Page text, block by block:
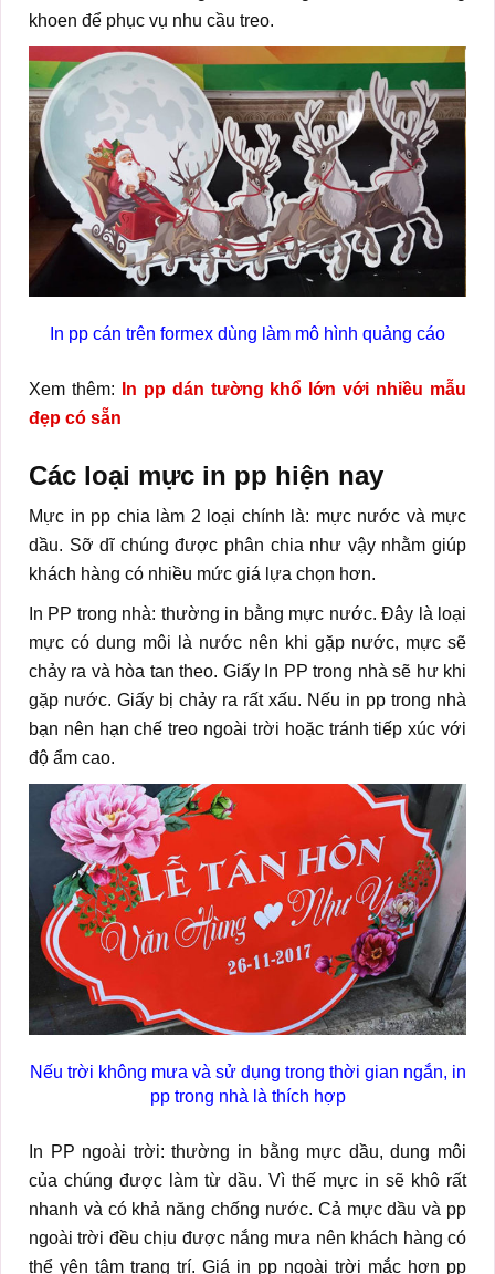
khoen để phục vụ nhu cầu treo.
In pp cán trên formex dùng làm mô hình quảng cáo
Xem thêm:
In pp dán tường khổ lớn với nhiều mẫu
đẹp có sẵn
Các loại mực in pp hiện nay
Mực in pp chia làm 2 loại chính là: mực nước và mực
dầu. Sỡ dĩ chúng được phân chia như vậy nhằm giúp
khách hàng có nhiều mức giá lựa chọn hơn.
In PP trong nhà: thường in bằng mực nước. Đây là loại
mực có dung môi là nước nên khi gặp nước, mực sẽ
chảy ra và hòa tan theo. Giấy In PP trong nhà sẽ hư khi
gặp nước. Giấy bị chảy ra rất xấu. Nếu in pp trong nhà
bạn nên hạn chế treo ngoài trời hoặc tránh tiếp xúc với
độ ẩm cao.
Nếu trời không mưa và sử dụng trong thời gian ngắn, in
pp trong nhà là thích hợp
In PP ngoài trời: thường in bằng mực dầu, dung môi
của chúng được làm từ dầu. Vì thế mực in sẽ khô rất
nhanh và có khả năng chống nước. Cả mực dầu và pp
ngoài trời đều chịu được nắng mưa nên khách hàng có
thể yên tâm trang trí. Giá in pp ngoài trời mắc hơn pp